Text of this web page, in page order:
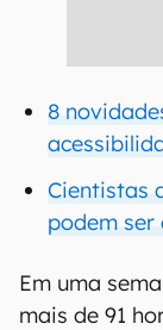
8
Cientistas
podem ser
Em uma
mais de 91